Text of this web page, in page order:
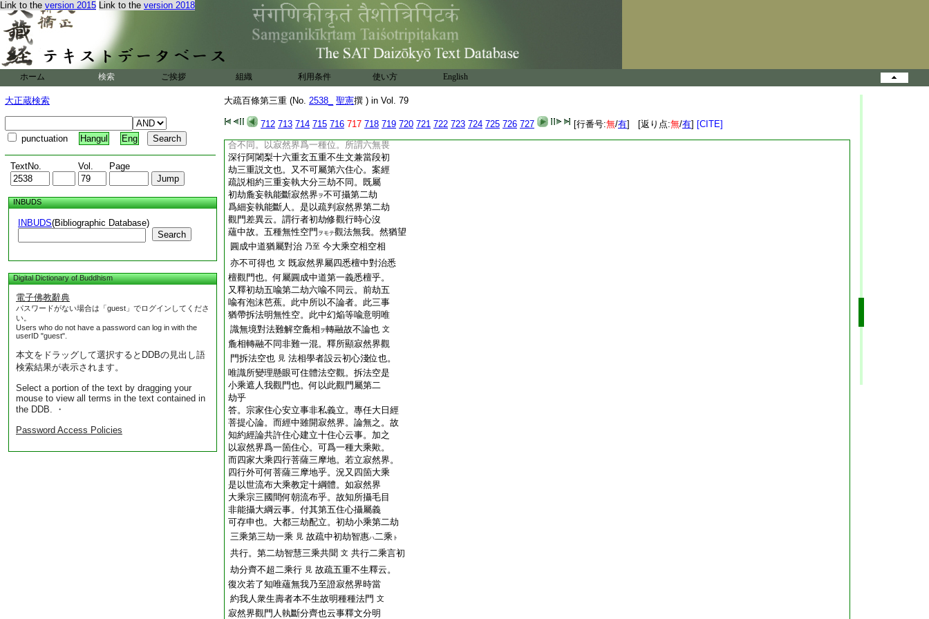
Link to the version 2015 Link to the version 2018
ホーム 検索 ご挨拶 組織 利用条件 使い方 English
大正蔵検索
punctuation Hangul Eng
TextNo. Vol. Page
INBUDS
INBUDS(Bibliographic Database)
Search
Digital Dictionary of Buddhism
電子佛教辭典
パスワードがない場合は「guest」でログインしてくださ
い。
Users who do not have a password can log in with the
userID "guest".
本文をドラッグして選択するとDDBの見出し語
検索結果が表示されます。
Select a portion of the text by dragging your
mouse to view all terms in the text contained in
the DDB. ・
Password Access Policies
大疏百條第三重 (No. 2538_ 聖憲撰 ) in Vol. 79
712 713 714 715 716 717 718 719 720 721 722 723 724 725 726 727 [行番号:無/有] [返り点:無/有] [CITE]
以大小乘爲其二。三論家立二藏教專依
彼論文。故知設合小乘中二乘。又四家大
一菩薩藏 トスレ
。大小二乘合爲一種住
心事更不可有之乎。而寂然界大乘菩薩
定。故疏釋寂然界。大乘行者了達諸蘊性空
等 文
以寂然界非定大乘行者乎。又云。
界 文 若小乘菩薩。盡三僧祇可云證寂然
界。既云一僧祇。豈非大乘菩薩乎。依之疏
合不同。以寂然界爲一種位。所謂六無畏
深行阿闍梨十六重玄五重不生文兼當段初
劫三重説文也。又不可屬第六住心。案經
疏説相約三重妄執大分三劫不同。既屬
初劫麁妄執能斷寂然界 ヲ不可攝第二劫
爲細妄執能斷人。是以疏判寂然界第二劫
觀門差異云。謂行者初劫修觀行時心沒
蘊中故。五種無性空門 ヲモテ觀法無我。然猶望
圓成中道猶屬對治 乃至 今大乘空相空相
亦不可得也 文 既寂然界屬四悉檀中對治悉
檀觀門也。何屬圓成中道第一義悉檀乎。
又釋初劫五喩第二劫六喩不同云。前劫五
喩有泡沫芭蕉。此中所以不論者。此三事
猶帶拆法明無性空。此中幻焔等喩意明唯
識無境對法難解空麁相 ヲ轉融故不論也 文
麁相轉融不同非難一混。釋所顯寂然界觀
門拆法空也 見 法相學者設云初心淺位也。
唯識所變理懸眼可住體法空觀。拆法空是
小乘遮人我觀門也。何以此觀門屬第二
劫乎
答。宗家住心安立事非私義立。專任大日經
菩提心論。而經中雖開寂然界。論無之。故
知約經論共許住心建立十住心云事。加之
以寂然界爲一箇住心。可爲一種大乘歟。
而四家大乘四行菩薩三摩地。若立寂然界。
四行外可何菩薩三摩地乎。況又四箇大乘
是以世流布大乘教定十綱體。如寂然界
大乘宗三國間何朝流布乎。故知所攝毛目
非能攝大綱云事。付其第五住心攝屬義
可存申也。大都三劫配立。初劫小乘第二劫
三乘第三劫一乘 見 故疏中初劫智惠ハ二乘 ト
共行。第二劫智慧三乘共聞 文 共行二乘言初
劫分齊不超二乘行 見 故疏五重不生釋云。
復次若了知唯蘊無我乃至證寂然界時當
約我人衆生壽者本不生故明種種法門 文
寂然界觀門人執斷分齊也云事釋文分明